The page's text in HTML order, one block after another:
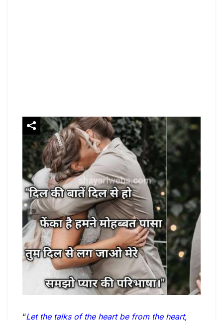
“Let the talks of the heart be from the heart,